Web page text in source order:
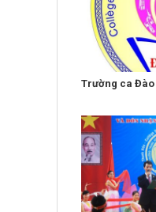
Trường ca Đào